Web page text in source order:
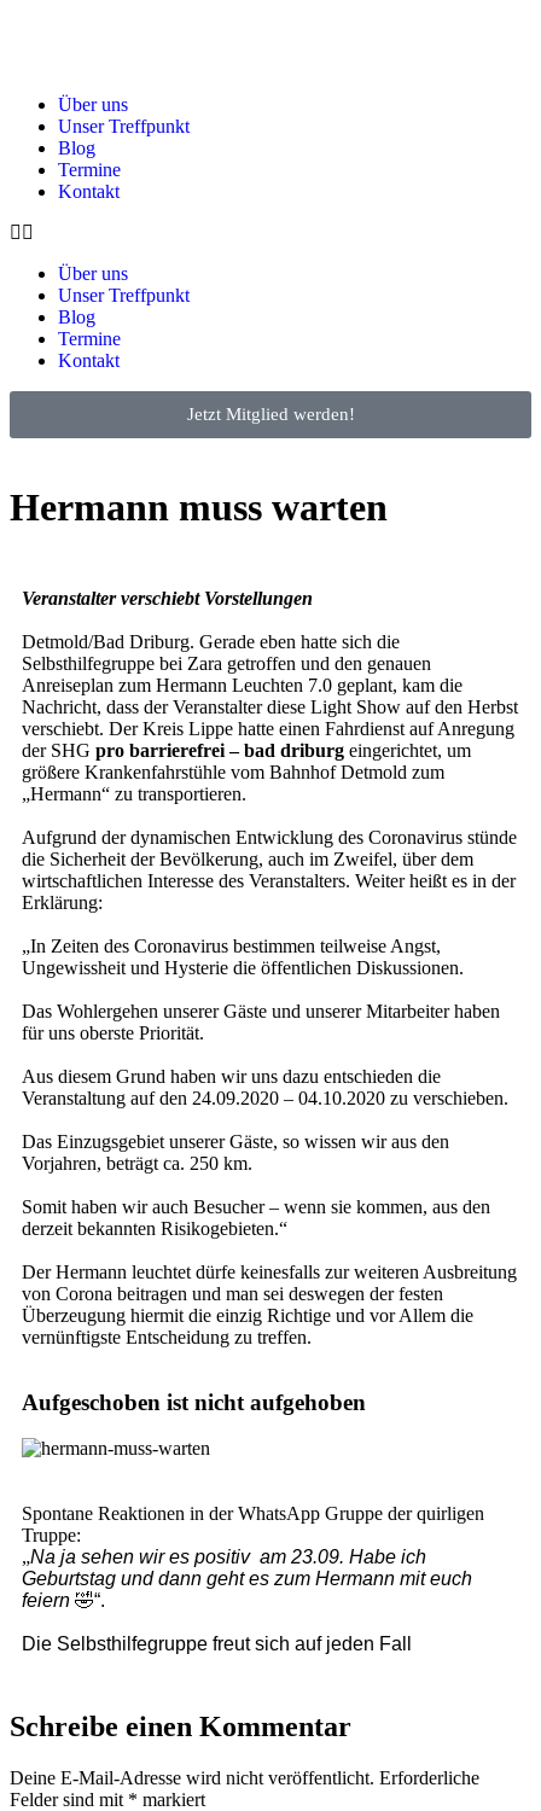
Über uns
Unser Treffpunkt
Blog
Termine
Kontakt
Über uns
Unser Treffpunkt
Blog
Termine
Kontakt
Jetzt Mitglied werden!
Hermann muss warten
Veranstalter verschiebt Vorstellungen
Detmold/Bad Driburg. Gerade eben hatte sich die
Selbsthilfegruppe bei Zara getroffen und den genauen
Anreiseplan zum Hermann Leuchten 7.0 geplant, kam die
Nachricht, dass der Veranstalter diese Light Show auf den Herbst
verschiebt. Der Kreis Lippe hatte einen Fahrdienst auf Anregung
der SHG pro barrierefrei – bad driburg eingerichtet, um
größere Krankenfahrstühle vom Bahnhof Detmold zum
„Hermann“ zu transportieren.
Aufgrund der dynamischen Entwicklung des Coronavirus stünde
die Sicherheit der Bevölkerung, auch im Zweifel, über dem
wirtschaftlichen Interesse des Veranstalters. Weiter heißt es in der
Erklärung:
„In Zeiten des Coronavirus bestimmen teilweise Angst,
Ungewissheit und Hysterie die öffentlichen Diskussionen.
Das Wohlergehen unserer Gäste und unserer Mitarbeiter haben
für uns oberste Priorität.
Aus diesem Grund haben wir uns dazu entschieden die
Veranstaltung auf den 24.09.2020 – 04.10.2020 zu verschieben.
Das Einzugsgebiet unserer Gäste, so wissen wir aus den
Vorjahren, beträgt ca. 250 km.
Somit haben wir auch Besucher – wenn sie kommen, aus den
derzeit bekannten Risikogebieten.“
Der Hermann leuchtet dürfe keinesfalls zur weiteren Ausbreitung
von Corona beitragen und man sei deswegen der festen
Überzeugung hiermit die einzig Richtige und vor Allem die
vernünftigste Entscheidung zu treffen.
Aufgeschoben ist nicht aufgehoben
Spontane Reaktionen in der WhatsApp Gruppe der quirligen
Truppe:
„Na ja sehen wir es positiv am 23.09. Habe ich
Geburtstag und dann geht es zum Hermann mit euch
feiern 🤣“.
Die Selbsthilfegruppe freut sich auf jeden Fall
Schreibe einen Kommentar
Deine E-Mail-Adresse wird nicht veröffentlicht. Erforderliche
Felder sind mit * markiert